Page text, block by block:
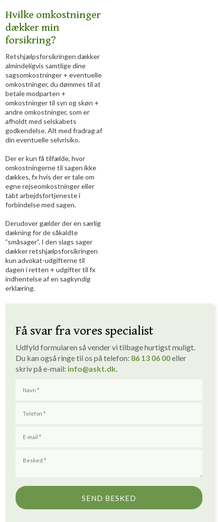
Hvilke omkostninger
dækker min
forsikring?
Retshjælpsforsikringen dækker
almindeligvis samtlige dine
sagsomkostninger + eventuelle
omkostninger, du dømmes til at
betale modparten +
omkostninger til syn og skøn +
andre omkostninger, som er
afholdt med selskabets
godkendelse. Alt med fradrag af
din eventuelle selvrisiko.
Der er kun få tilfælde, hvor
omkostningerne til sagen ikke
dækkes, fx hvis der er tale om
egne rejseomkostninger eller
tabt arbejdsfortjeneste i
forbindelse med sagen.
Derudover gælder der en særlig
dækning for de såkaldte
”småsager”. I den slags sager
dækker retshjælpsforsikringen
kun advokat-udgifterne til
dagen i retten + udgifter til fx
indhentelse af en sagkyndig
erklæring.​
Få svar fra vores specialist
Udfyld formularen så vender vi tilbage hurtigst muligt. ​
Du kan også ringe til os på telefon: 86 13 06 00eller
skriv på e-mail: info@askt.dk​.